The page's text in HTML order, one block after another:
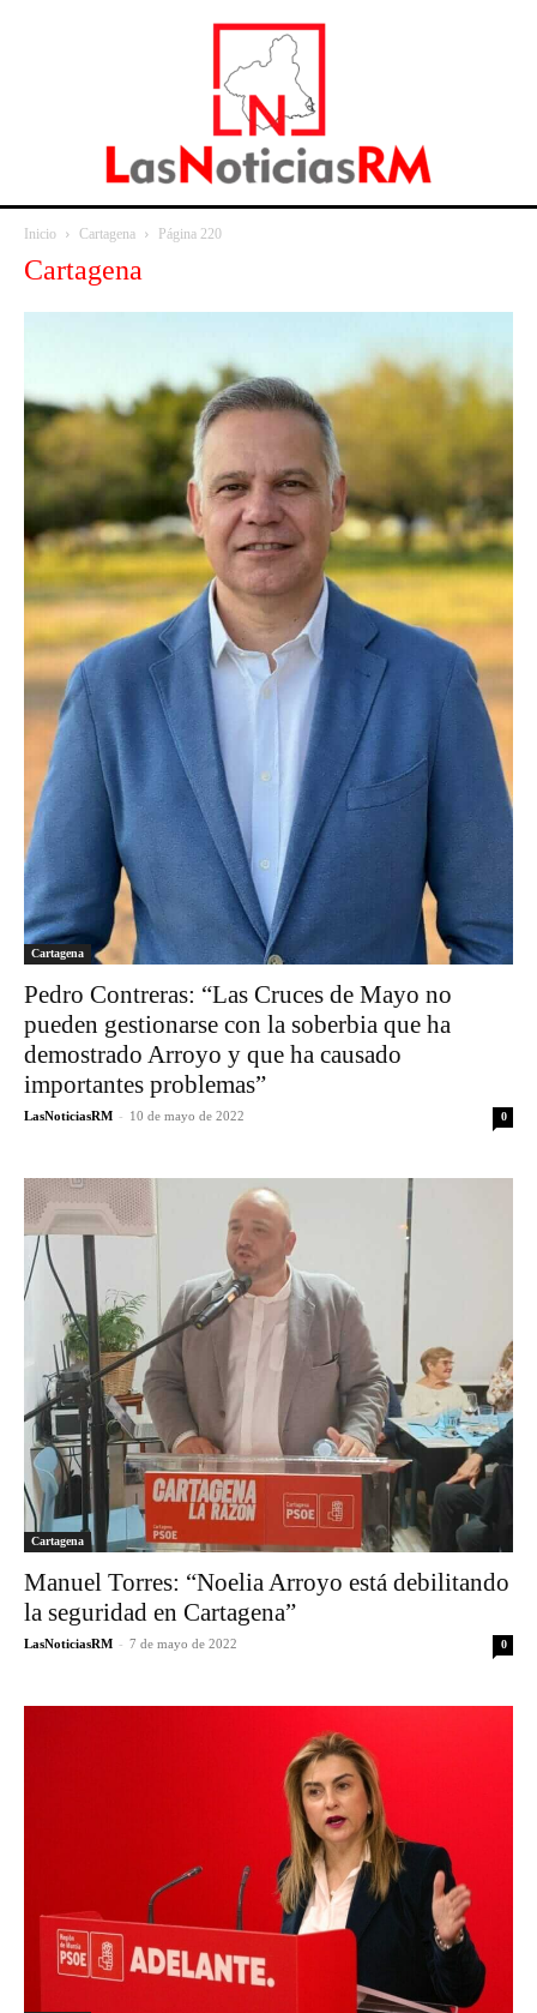
Inicio Cartagena Página 220
Cartagena
Cartagena
Pedro Contreras: “Las Cruces de Mayo no
pueden gestionarse con la soberbia que ha
demostrado Arroyo y que ha causado
importantes problemas”
LasNoticiasRM - 10 de mayo de 2022 0
Cartagena
Manuel Torres: “Noelia Arroyo está debilitando
la seguridad en Cartagena”
LasNoticiasRM - 7 de mayo de 2022 0